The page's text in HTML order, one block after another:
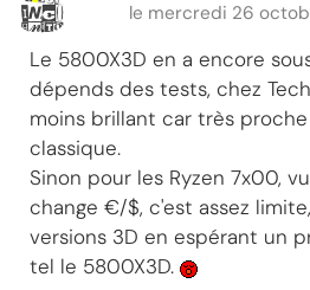
le mercredi 26
Le 5800X3D en a encore
dépends des tests, chez
moins brillant car très
classique.
Sinon pour les Ryzen 7x00,
change €/$, c'est assez
versions 3D en espérant un
tel le 5800X3D.